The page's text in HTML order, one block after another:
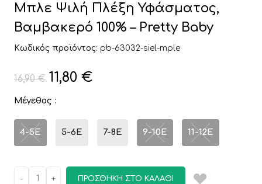
Μπλε Ψιλή Πλέξη Υφάσματος,
Βαμβακερό 100% – Pretty Baby
Κωδικός προϊόντος: pb-63032-siel-mple
16,90€ 11,80 €
Μέγεθος
4-5E 5-6E 7-8E 9-10E 11-12E
ΠΡΟΣΘΉΚΗ ΣΤΟ ΚΑΛΆΘΙ